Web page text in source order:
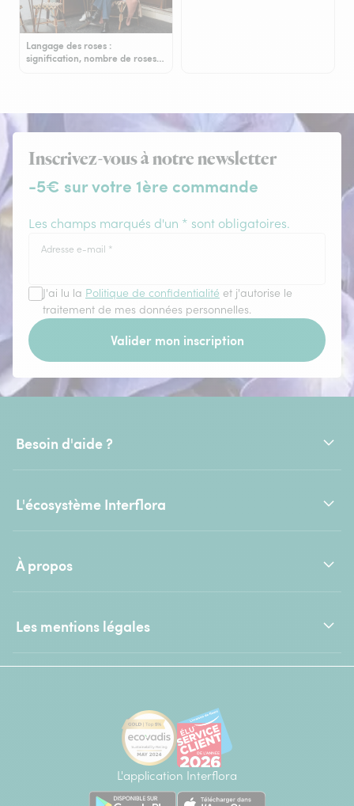
Langage des roses :
signification, nombre de roses…
Inscrivez-vous à notre newsletter
-5€ sur votre 1ère commande
Les champs marqués d'un * sont obligatoires.
Adresse e-mail *
J'ai lu la Politique de confidentialité et j'autorise le
traitement de mes données personnelles.
Valider mon inscription
Besoin d'aide ?
L'écosystème Interflora
À propos
Les mentions légales
L'application Interflora